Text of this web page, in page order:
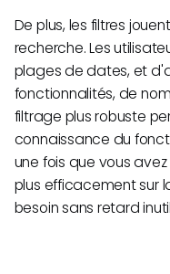
De plus, les filtres
recherche. Les
plages de dates, et
fonctionnalités, de
filtrage plus robuste
connaissance du
une fois que vous
plus efficacement sur
besoin sans retard